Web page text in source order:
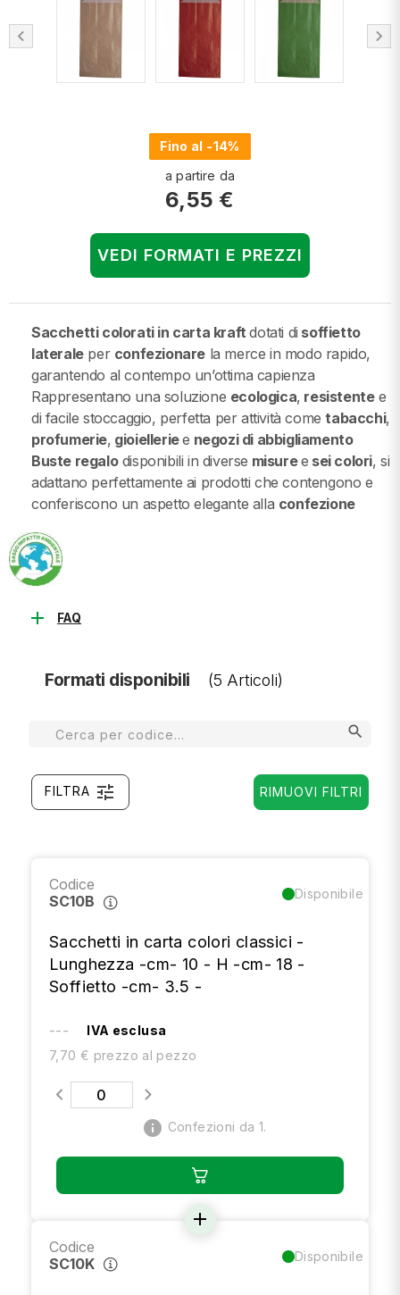
chevron_left chevron_right
Fino al -14%
a partire da
6,55 €
VEDI FORMATI E PREZZI
Sacchetti colorati in carta kraftdotati di soffietto
lateraleper confezionare la merce in modo rapido,
garantendo al contempo un’ottima capienza
Rappresentano una soluzione ecologica, resistentee
di facile stoccaggio, perfetta per attività cometabacchi,
profumerie, gioielleriee negozi di abbigliamento
Buste regalodisponibili in diverse misuree sei colori, si
adattano perfettamente ai prodotti che contengono e
conferiscono un aspetto elegante alla confezione
add FAQ
Formati disponibili (5 Articoli)
search
FILTRA tune RIMUOVI FILTRI
Codice
SC10B
Disponibile
Sacchetti in carta colori classici -
Lunghezza -cm- 10 - H -cm- 18 -
Soffietto -cm- 3.5 -
---
IVA esclusa
7,70 € prezzo al pezzo
info Confezioni da 1.
add
Codice
SC10K
Disponibile